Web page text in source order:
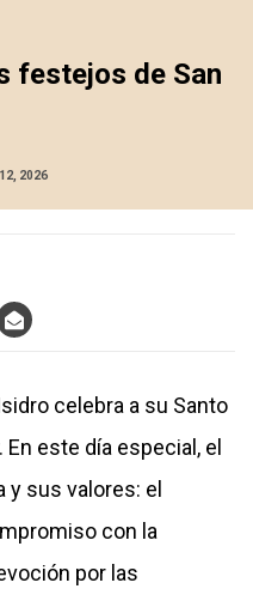
festejos de San
2026
celebra a su Santo
este día especial, el
sus valores: el
con la
por las